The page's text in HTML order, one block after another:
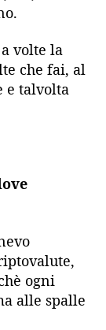
volte la
che fai, al
e talvolta
ogni
alle spalle